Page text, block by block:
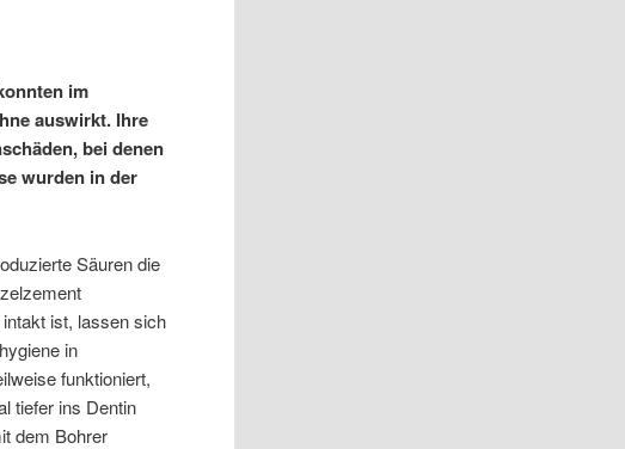
im
auswirkt. Ihre
bei denen
wurden in der
Säuren die
ist, lassen sich
in
funktioniert,
tiefer ins Dentin
dem Bohrer